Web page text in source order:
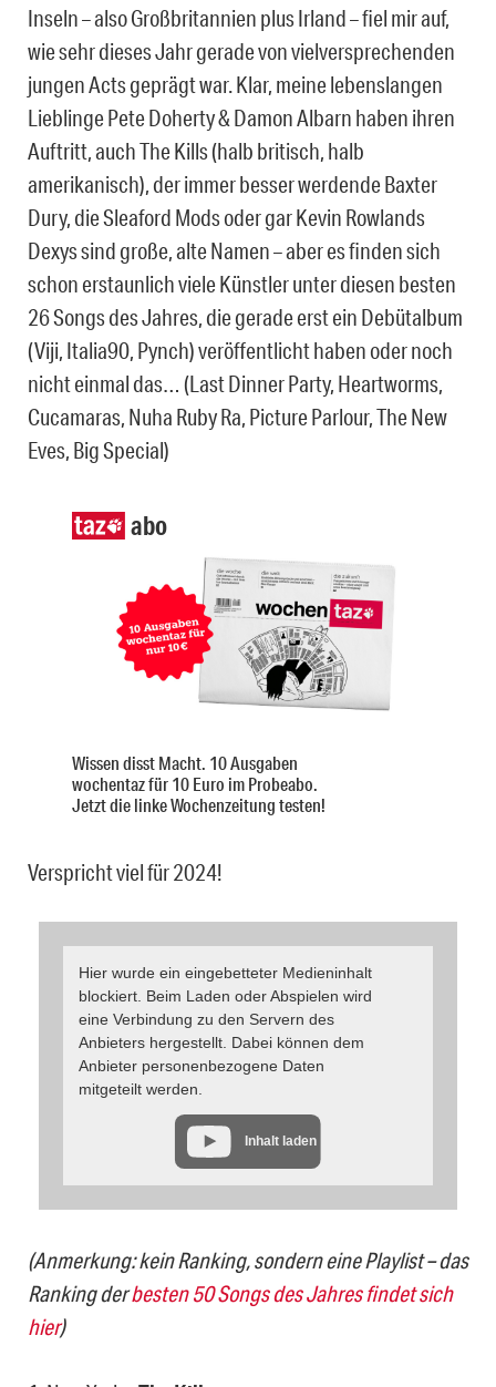
Inseln – also Großbritannien plus Irland – fiel mir auf,
wie sehr dieses Jahr gerade von vielversprechenden
jungen Acts geprägt war. Klar, meine lebenslangen
Lieblinge Pete Doherty & Damon Albarn haben ihren
Auftritt, auch The Kills (halb britisch, halb
amerikanisch), der immer besser werdende Baxter
Dury, die Sleaford Mods oder gar Kevin Rowlands
Dexys sind große, alte Namen – aber es finden sich
schon erstaunlich viele Künstler unter diesen besten
26 Songs des Jahres, die gerade erst ein Debütalbum
(Viji, Italia90, Pynch) veröffentlicht haben oder noch
nicht einmal das… (Last Dinner Party, Heartworms,
Cucamaras, Nuha Ruby Ra, Picture Parlour, The New
Eves, Big Special)
abo
Wissen disst Macht. 10 Ausgaben
wochentaz für 10 Euro im Probeabo.
Jetzt die linke Wochenzeitung testen!
Verspricht viel für 2024!
Hier wurde ein eingebetteter Medieninhalt
blockiert. Beim Laden oder Abspielen wird
eine Verbindung zu den Servern des
Anbieters hergestellt. Dabei können dem
Anbieter personenbezogene Daten
mitgeteilt werden.
Inhalt laden
(Anmerkung: kein Ranking, sondern eine Playlist – das
Ranking derbesten 50 Songs des Jahres findet sich
hier)